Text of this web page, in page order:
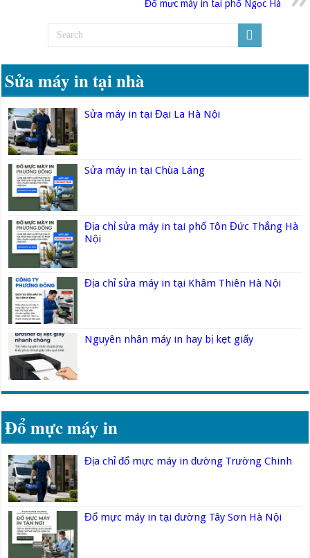
Đổ mực máy in tại phố Ngọc Hà
Sửa máy in tại nhà
Sửa máy in tại Đại La Hà Nội
Sửa máy in tại Chùa Láng
Địa chỉ sửa máy in tại phố Tôn Đức Thắng Hà
Nội
Địa chỉ sửa máy in tại Khâm Thiên Hà Nội
Nguyên nhân máy in hay bị kẹt giấy
Đổ mực máy in
Địa chỉ đổ mực máy in đường Trường Chinh
Đổ mực máy in tại đường Tây Sơn Hà Nội